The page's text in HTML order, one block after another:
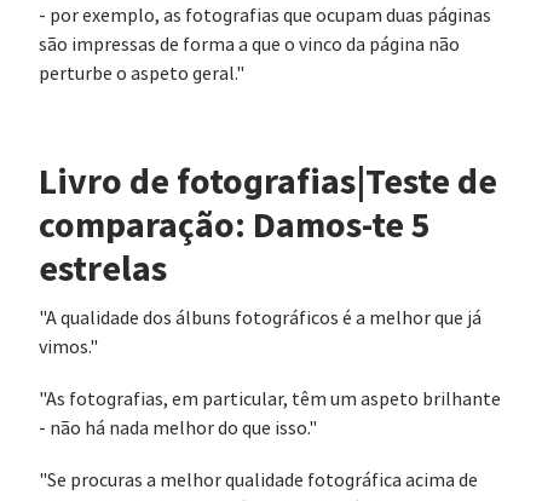
- por exemplo, as fotografias que ocupam duas páginas
são impressas de forma a que o vinco da página não
perturbe o aspeto geral."
Livro de fotografias|Teste de
comparação: Damos-te 5
estrelas
"A qualidade dos álbuns fotográficos é a melhor que já
vimos."
"As fotografias, em particular, têm um aspeto brilhante
- não há nada melhor do que isso."
"Se procuras a melhor qualidade fotográfica acima de